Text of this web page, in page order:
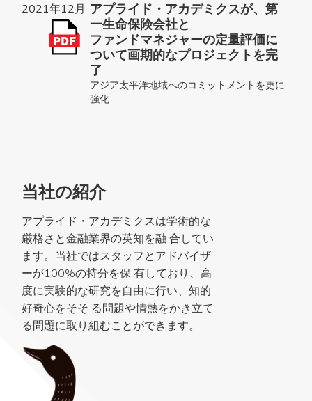
2021年12月 アプライド・アカデミクスが、第
一生命保険会社と
ファンドマネジャーの定量評価に
ついて画期的なプロジェクトを完
了
アジア太平洋地域へのコミットメントを更に
強化
当社の紹介
アプライド・アカデミクスは学術的な
厳格さと金融業界の英知を融 合してい
ます。当社ではスタッフとアドバイザ
ーが100%の持分を保 有しており、高
度に実験的な研究を自由に行い、知的
好奇心をそそ る問題や情熱をかき立て
る問題に取り組むことができます。